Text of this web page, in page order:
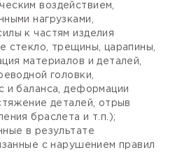
воздействием,
нагрузками,
к частям изделия
стекло, трещины, царапины,
материалов и деталей,
головки,
и баланса, деформации
деталей, отрыв
браслета и т.п.);
в результате
с нарушением правил